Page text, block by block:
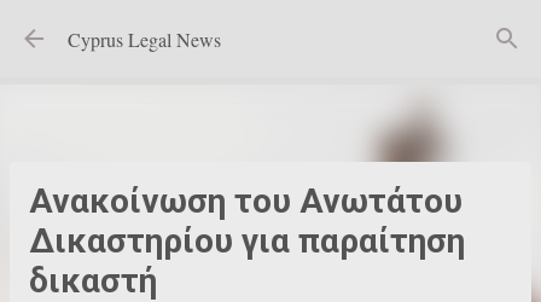
Μετάβαση στο κύριο περιεχόμενο
Cyprus Legal News
Ανακοίνωση του Ανωτάτου
Δικαστηρίου για παραίτηση
δικαστή